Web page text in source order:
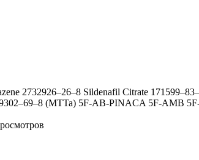
2732926–26–8 Sildenafil Citrate
(MTTa) 5F-AB-PINACA 5F-AMB